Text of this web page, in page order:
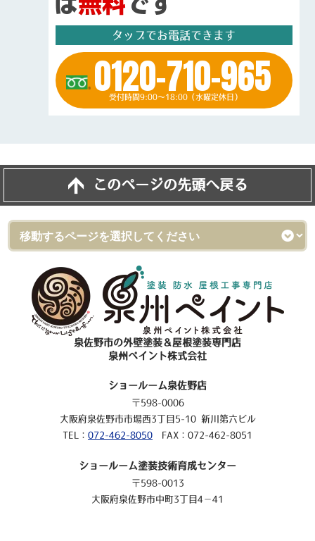
タップでお電話できます
0120-710-965
受付時間9:00～18:00（水曜定休日）
このページの先頭へ戻る
泉佐野市の外壁塗装＆屋根塗装専門店
泉州ペイント株式会社
ショールーム泉佐野店
〒598-0006
大阪府泉佐野市市場西3丁目5-10 新川第六ビル
TEL： 072-462-8050 FAX：072-462-8051
ショールーム塗装技術育成センター
〒598-0013
大阪府泉佐野市中町3丁目4－41